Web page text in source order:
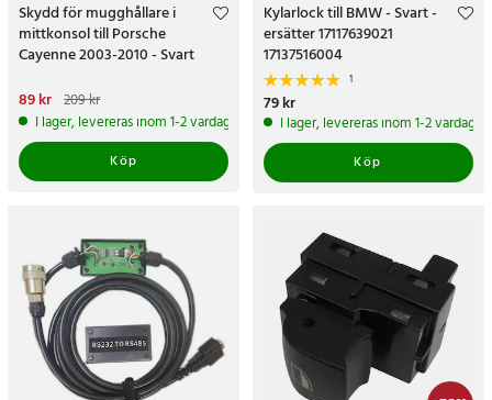
Skydd för mugghållare i
mittkonsol till Porsche
Cayenne 2003-2010 - Svart
Nuvarande pris
pris:209 kr
89 kr 209 kr
I lager, levereras inom 1-2 vardagar
Köp
Kylarlock till BMW - Svart -
ersätter 17117639021
17137516004
1
Pris:
79 kr
I lager, levereras inom 1-2 vardagar
Köp